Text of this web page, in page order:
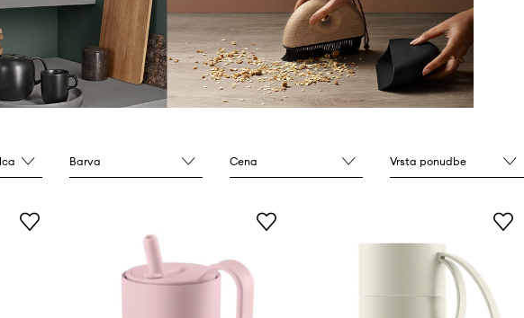
Barva Cena Vrsta ponudbe